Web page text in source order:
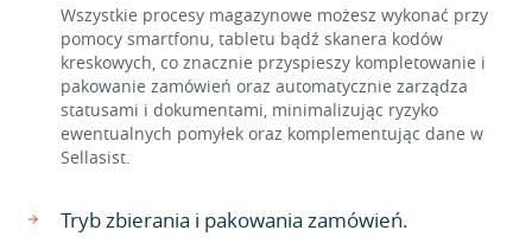
Wszystkie procesy magazynowe możesz wykonać przy
pomocy smartfonu, tabletu bądź skanera kodów
kreskowych, co znacznie przyspieszy kompletowanie i
pakowanie zamówień oraz automatycznie zarządza
statusami i dokumentami, minimalizując ryzyko
ewentualnych pomyłek oraz komplementując dane w
Sellasist.
Tryb zbierania i pakowania zamówień.